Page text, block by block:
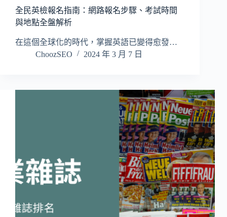
全民英檢報名指南：網路報名步驟、考試時間
與地點全盤解析
在這個全球化的時代，掌握英語已變得愈發…
ChoozSEO
2024 年 3 月 7 日